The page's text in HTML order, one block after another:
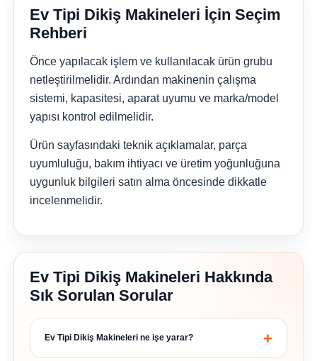
Ev Tipi Dikiş Makineleri İçin Seçim
Rehberi
Önce yapılacak işlem ve kullanılacak ürün grubu
netleştirilmelidir. Ardından makinenin çalışma
sistemi, kapasitesi, aparat uyumu ve marka/model
yapısı kontrol edilmelidir.
Ürün sayfasındaki teknik açıklamalar, parça
uyumluluğu, bakım ihtiyacı ve üretim yoğunluğuna
uygunluk bilgileri satın alma öncesinde dikkatle
incelenmelidir.
Ev Tipi Dikiş Makineleri Hakkında
Sık Sorulan Sorular
Ev Tipi Dikiş Makineleri ne işe yarar?